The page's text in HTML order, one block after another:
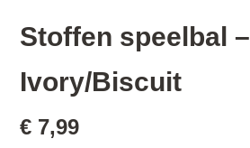
Stoffen speelbal –
Ivory/Biscuit
€ 7,99